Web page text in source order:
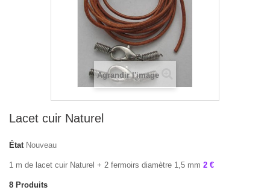
Agrandir l'image
Lacet cuir Naturel
État Nouveau
1 m de lacet cuir Naturel + 2 fermoirs diamètre 1,5 mm 2 €
8 Produits